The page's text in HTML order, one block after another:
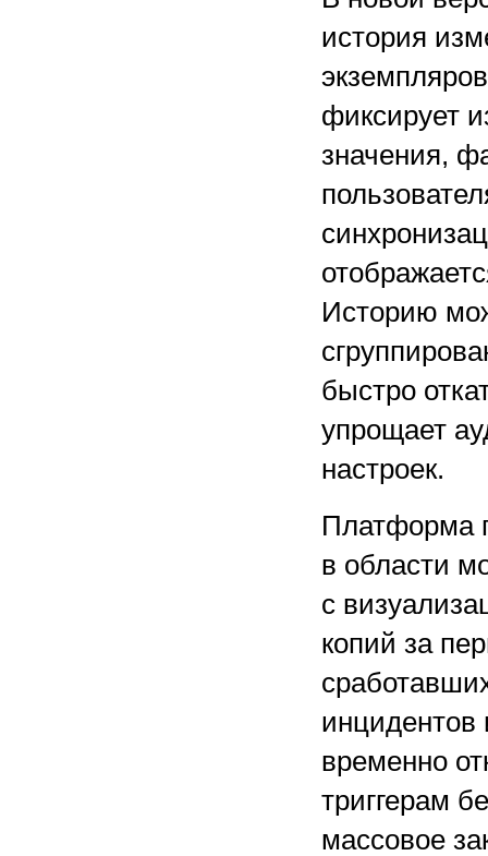
история
фиксирует
значения,
Историю
быстро
упрощает
настроек.
Платформа
в области
с
копий за
временно
триггерам
массовое